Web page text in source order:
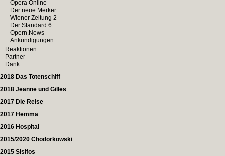
Opera Online
Der neue Merker
Wiener Zeitung 2
Der Standard 6
Opern.News
Ankündigungen
Reaktionen
Partner
Dank
2018 Das Totenschiff
2018 Jeanne und Gilles
2017 Die Reise
2017 Hemma
2016 Hospital
2015/2020 Chodorkowski
2015 Sisifos